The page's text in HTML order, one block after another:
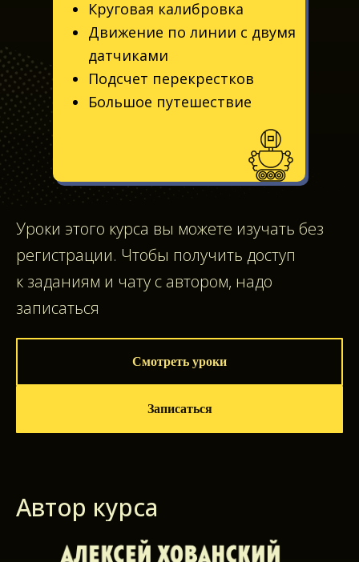
Круговая калибровка
Движение по линии с двумя
датчиками
Подсчет перекрестков
Большое путешествие
Уроки этого курса вы можете изучать без
регистрации. Чтобы получить доступ
к заданиям и чату с автором, надо
записаться
Смотреть уроки
Записаться
Автор курса